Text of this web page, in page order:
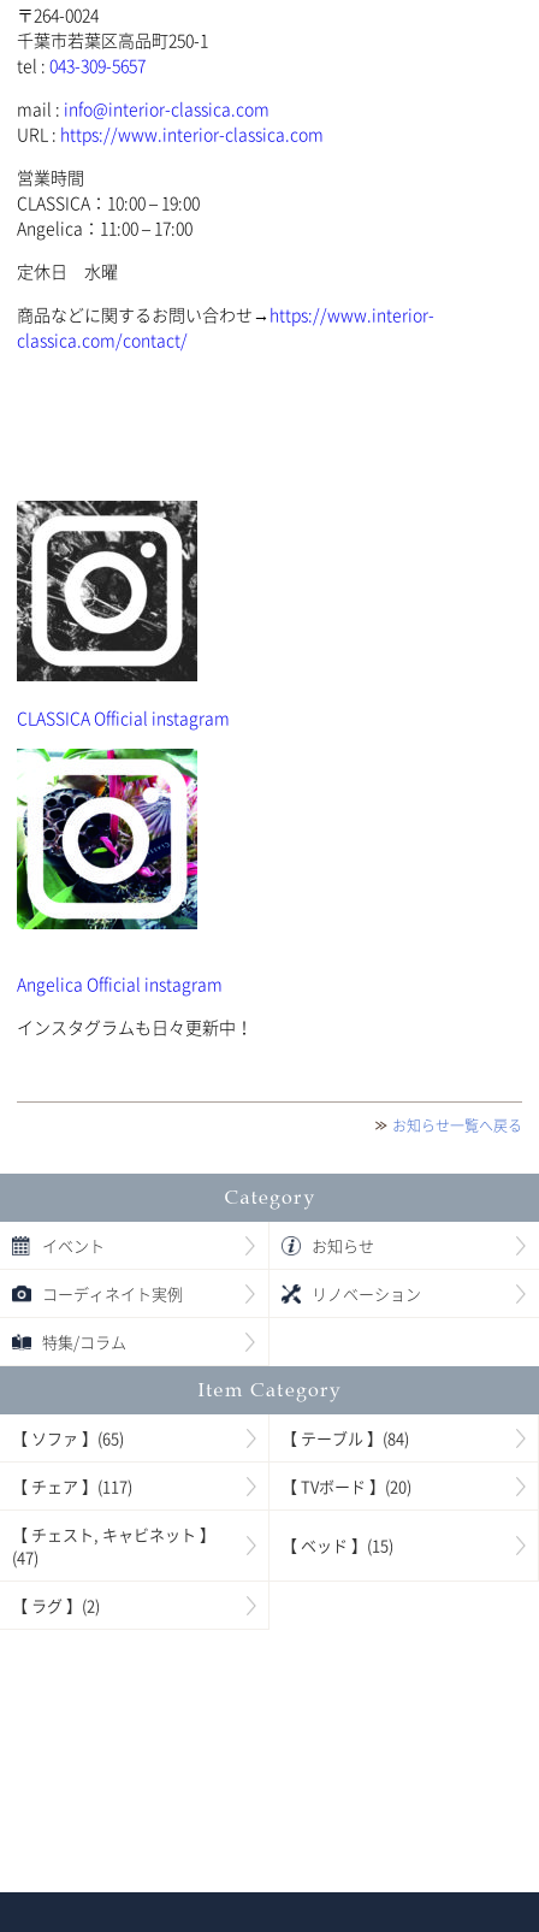
〒264-0024
千葉市若葉区高品町250-1
tel : 043-309-5657
mail : info@interior-classica.com
URL : https://www.interior-classica.com
営業時間
CLASSICA：10:00 – 19:00
Angelica：11:00 – 17:00
定休日 水曜
商品などに関するお問い合わせ→ https://www.interior-
classica.com/contact/
CLASSICA Official instagram
Angelica Official instagram
インスタグラムも日々更新中！
お知らせ一覧へ戻る
イベント お知らせ
コーディネイト実例 リノベーション
特集/コラム
【 ソファ 】(65) 【 テーブル 】(84)
【 チェア 】(117) 【 TVボード 】(20)
【 チェスト, キャビネット 】
(47)
【 ベッド 】(15)
【 ラグ 】(2)